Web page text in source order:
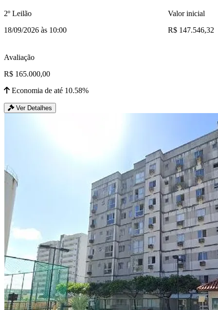
2º Leilão
18/09/2026 às 10:00
Valor inicial
R$ 147.546,32
Avaliação
R$ 165.000,00
Economia de até 10.58%
Ver Detalhes